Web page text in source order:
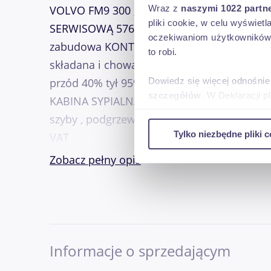
Wraz z naszymi 1022
pliki cookie, w celu
oczekiwaniom
to robi.
Dowiedz się więcej
szczegółów . W Deklaracji
ruch w naszej witrynie.
Tylko niezbędne pliki
VOLVO FM9 300 , EURO 4 , ROK
SERWISOWĄ 576 tys km , manualna
zabudowa KONTENER o wymiarach 8.19 x
składana i chowana pod spód marki
przód 40% tył 95% , tylne zawieszenie
KABINA SYPIALNA , klimatyzacja
szyby , podgrzewane i elektrycznie
VAT
Zobacz pełny opis
Informacje o sprzedającym